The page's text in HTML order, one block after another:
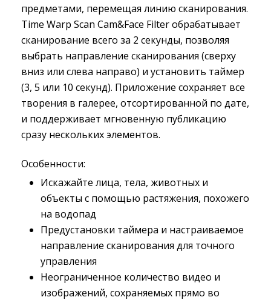
предметами, перемещая линию сканирования.
Time Warp Scan Cam&Face Filter обрабатывает
сканирование всего за 2 секунды, позволяя
выбрать направление сканирования (сверху
вниз или слева направо) и установить таймер
(3, 5 или 10 секунд). Приложение сохраняет все
творения в галерее, отсортированной по дате,
и поддерживает мгновенную публикацию
сразу нескольких элементов.
Особенности:
Искажайте лица, тела, животных и
объекты с помощью растяжения, похожего
на водопад
Предустановки таймера и настраиваемое
направление сканирования для точного
управления
Неограниченное количество видео и
изображений, сохраняемых прямо во